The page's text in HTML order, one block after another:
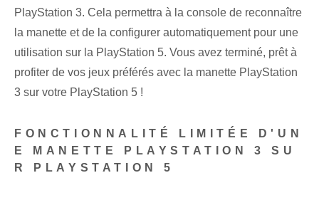
PlayStation 3. Cela permettra à la console de reconnaître
la manette et de la configurer automatiquement pour une
utilisation sur la PlayStation 5. Vous avez terminé, prêt à
profiter de vos jeux préférés avec la manette PlayStation
3 sur votre PlayStation 5 !
FONCTIONNALITÉ LIMITÉE D'UN
E MANETTE ‌PLAYSTATION 3 SU
R PLAYSTATION 5